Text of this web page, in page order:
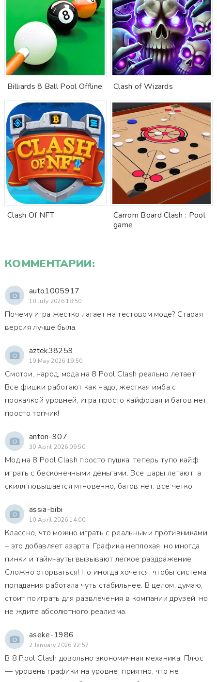
Billiards 8 Ball Pool Offline Clash of Wizards
Clash Of NFT
Carrom Board Clash : Pool
game
КОММЕНТАРИИ:
auto1005917
18 July 2026 18:50
Почему игра жестко лагает на тестовом моде? Старая
версия лучше была.
aztek38259
19 May 2026 19:50
Смотри, народ, мода на 8 Pool Clash реально летает!
Все фишки работают как надо, жесткая имба с
прокачкой уровней, игра просто кайфовая и багов нет,
просто топчик!
anton-907
30 April 2026 09:50
Мод на 8 Pool Clash просто пушка, теперь тупо кайф
играть с бесконечными деньгами. Все шары летают, а
скилл повышается мгновенно, багов нет, все четко!
assia-bibi
10 April 2026 14:00
Классно, что можно играть с реальными противниками
– это добавляет азарта. Графика неплохая, но иногда
пинки и тайм-ауты вызывают легкое раздражение.
Сложно оторваться! Но иногда хочется, чтобы система
попадания работала чуть стабильнее. В целом, думаю,
стоит поиграть для развлечения в компании друзей, но
не ждите абсолютного реализма.
aseke-1986
2 January 2026 22:57
В 8 Pool Clash довольно экономичная механика. Плюс
— уровень графики на уровне, приятно, что не